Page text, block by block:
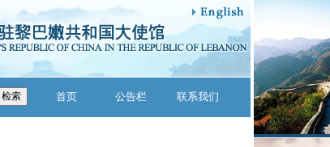
首页 公告栏 联系我们